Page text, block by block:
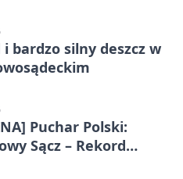
bardzo silny deszcz w
Puchar Polski:
Sącz – Rekord